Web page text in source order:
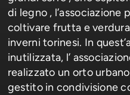
di legno ,
coltivare frutta e
inverni torinesi. In
inutilizzata, l’
realizzato un orto
gestito in condivisione